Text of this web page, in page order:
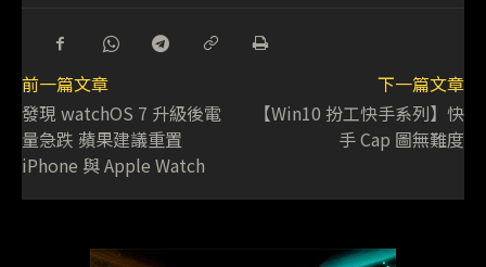
前一篇文章
發現 watchOS 7 升級後電
量急跌 蘋果建議重置
iPhone 與 Apple Watch
下一篇文章
【Win10 扮工快手系列】快
手 Cap 圖無難度